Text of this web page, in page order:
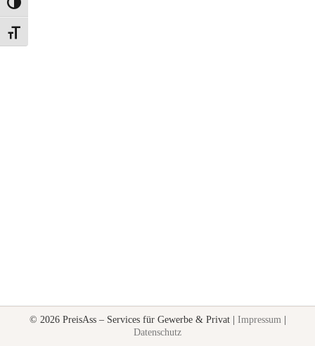
Umschalten auf hohe Kontraste
Schrift vergrößern
© 2026 PreisAss – Services für Gewerbe & Privat | Impressum
Datenschutz